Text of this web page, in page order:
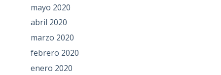
mayo 2020
abril 2020
marzo 2020
febrero 2020
enero 2020